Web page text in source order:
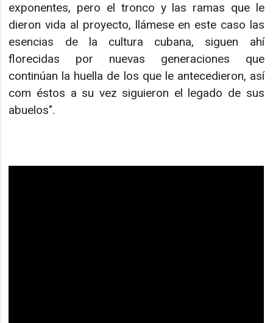
exponentes, pero el tronco y las ramas que le
dieron vida al proyecto, llámese en este caso las
esencias de la cultura cubana, siguen ahí
florecidas por nuevas generaciones que
continúan la huella de los que le antecedieron, así
com éstos a su vez siguieron el legado de sus
abuelos".